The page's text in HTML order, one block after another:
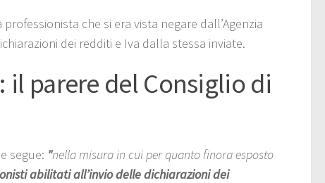
che si era vista negare dall’Agenzia
dei redditi e Iva dalla stessa inviate.
parere del Consiglio di
segue: "nella misura in cui per quanto finora esposto
abilitati all’invio delle dichiarazioni dei